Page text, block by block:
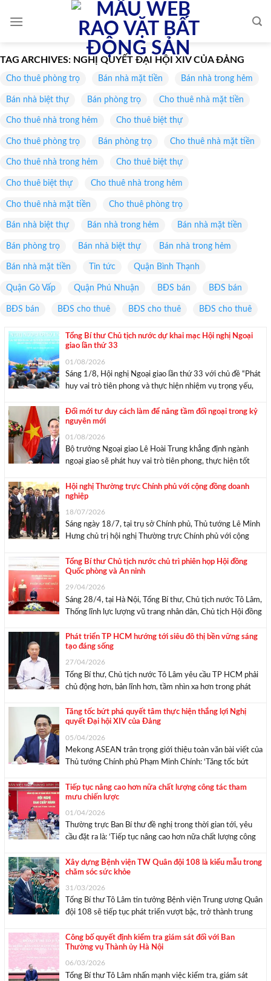
TAG ARCHIVES: NGHỊ QUYẾT ĐẠI HỘI XIV CỦA ĐẢNG
Cho thuê phòng trọ Bán nhà mặt tiền Bán nhà trong hẻm
Bán nhà biệt thự Bán phòng trọ Cho thuê nhà mặt tiền
Cho thuê nhà trong hẻm Cho thuê biệt thự
Cho thuê phòng trọ Bán phòng trọ Cho thuê nhà mặt tiền
Cho thuê nhà trong hẻm Cho thuê biệt thự
Cho thuê biệt thự Cho thuê nhà trong hẻm
Cho thuê nhà mặt tiền Cho thuê phòng trọ
Bán nhà biệt thự Bán nhà trong hẻm Bán nhà mặt tiền
Bán phòng trọ Bán nhà biệt thự Bán nhà trong hẻm
Bán nhà mặt tiền Tin tức Quận Bình Thạnh
Quận Gò Vấp Quận Phú Nhuận BĐS bán BĐS bán
BĐS bán BĐS cho thuê BĐS cho thuê BĐS cho thuê
Tổng Bí thư Chủ tịch nước dự khai mạc Hội nghị Ngoại
giao lần thứ 33
01/08/2026
Sáng 1/8, Hội nghị Ngoại giao lần thứ 33 với chủ đề “Phát
huy vai trò tiên phong và thực hiện nhiệm vụ trọng yếu,
mới” đã chính thức khai mạc tại Hà Nội. Tổng ...
Đổi mới tư duy cách làm để nâng tầm đối ngoại trong kỷ
nguyên mới
01/08/2026
Bộ trưởng Ngoại giao Lê Hoài Trung khẳng định ngành
ngoại giao sẽ phát huy vai trò tiên phong, thực hiện tốt
giao, góp phần thực hiện thắng lợi những nhiệm vụ mới
trong ...
Hội nghị Thường trực Chính phủ với cộng đồng doanh
nghiệp
18/07/2026
Sáng ngày 18/7, tại trụ sở Chính phủ, Thủ tướng Lê Minh
Hưng chủ trị hội nghị Thường trực Chính phủ với cộng
Khơi thông nguồn lực – Thúc đẩy tăng trưởng”. Thủ
tướng ...
Tổng Bí thư Chủ tịch nước chủ trì phiên họp Hội đồng
Quốc phòng và An ninh
29/04/2026
Sáng 28/4, tại Hà Nội, Tổng Bí thư, Chủ tịch nước Tô Lâm,
Thống lĩnh lực lượng vũ trang nhân dân, Chủ tịch Hội đồng
đồng Quốc phòng và An ninh nhiệm ...
Phát triển TP HCM hướng tới siêu đô thị bền vững sáng
tạo đáng sống
27/04/2026
Tổng Bí thư, Chủ tịch nước Tô Lâm yêu cầu TP HCM phải
chủ động hơn, bản lĩnh hơn, tầm nhìn xa hơn trong phát
ứng linh hoạt và bảo đảm tự ...
Tăng tốc bứt phá quyết tâm thực hiện thắng lợi Nghị
quyết Đại hội XIV của Đảng
05/04/2026
Mekong ASEAN trân trọng giới thiệu toàn văn bài viết của
Thủ tướng Chính phủ Phạm Minh Chính: ‘Tăng tốc bứt
biểu toàn quốc lần thứ XIV của Đảng’. Thủ tướng Phạm
Minh ...
Tiếp tục nâng cao hơn nữa chất lượng công tác tham
mưu chiến lược
01/04/2026
Thường trực Ban Bí thư đề nghị trong thời gian tới, yêu
cầu đặt ra là: ‘Tiếp tục nâng cao hơn nữa chất lượng công
cường chặt chẽ hơn về kỷ luật, kỷ ...
Xây dựng Bệnh viện TW Quân đội 108 là kiểu mẫu trong
chăm sóc sức khỏe
31/03/2026
Tổng Bí thư Tô Lâm tin tưởng Bệnh viện Trung ương Quân
đội 108 sẽ tiếp tục phát triển vượt bậc, trở thành trung
y học nước nhà và điểm ...
Công bố quyết định kiểm tra giám sát đối với Ban
Thường vụ Thành ủy Hà Nội
06/03/2026
Tổng Bí thư Tô Lâm nhấn mạnh việc kiểm tra, giám sát